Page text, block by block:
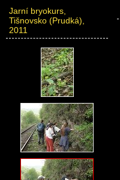
Jarní bryokurs,
Tišnovsko (Prudká),
2011